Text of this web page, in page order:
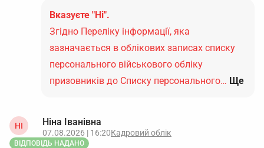
Вказуєте "Ні".
Згідно Переліку інформації, яка
зазначається в облікових записах списку
персонального військового обліку
призовників до Списку персонального… Ще
НІ Ніна Іванівна
07.08.2026 | 16:20Кадровий облік
ВІДПОВІДЬ НАДАНО